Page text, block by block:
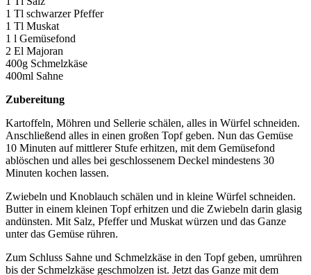
1 Tl schwarzer Pfeffer
1 Tl Muskat
1 l Gemüsefond
2 El Majoran
400g Schmelzkäse
400ml Sahne
Zubereitung
Kartoffeln, Möhren und Sellerie schälen, alles in Würfel schneiden.
Anschließend alles in einen großen Topf geben. Nun das Gemüse
10 Minuten auf mittlerer Stufe erhitzen, mit dem Gemüsefond
ablöschen und alles bei geschlossenem Deckel mindestens 30
Minuten kochen lassen.
Zwiebeln und Knoblauch schälen und in kleine Würfel schneiden.
Butter in einem kleinen Topf erhitzen und die Zwiebeln darin glasig
andünsten. Mit Salz, Pfeffer und Muskat würzen und das Ganze
unter das Gemüse rühren.
Zum Schluss Sahne und Schmelzkäse in den Topf geben, umrühren
bis der Schmelzkäse geschmolzen ist. Jetzt das Ganze mit dem